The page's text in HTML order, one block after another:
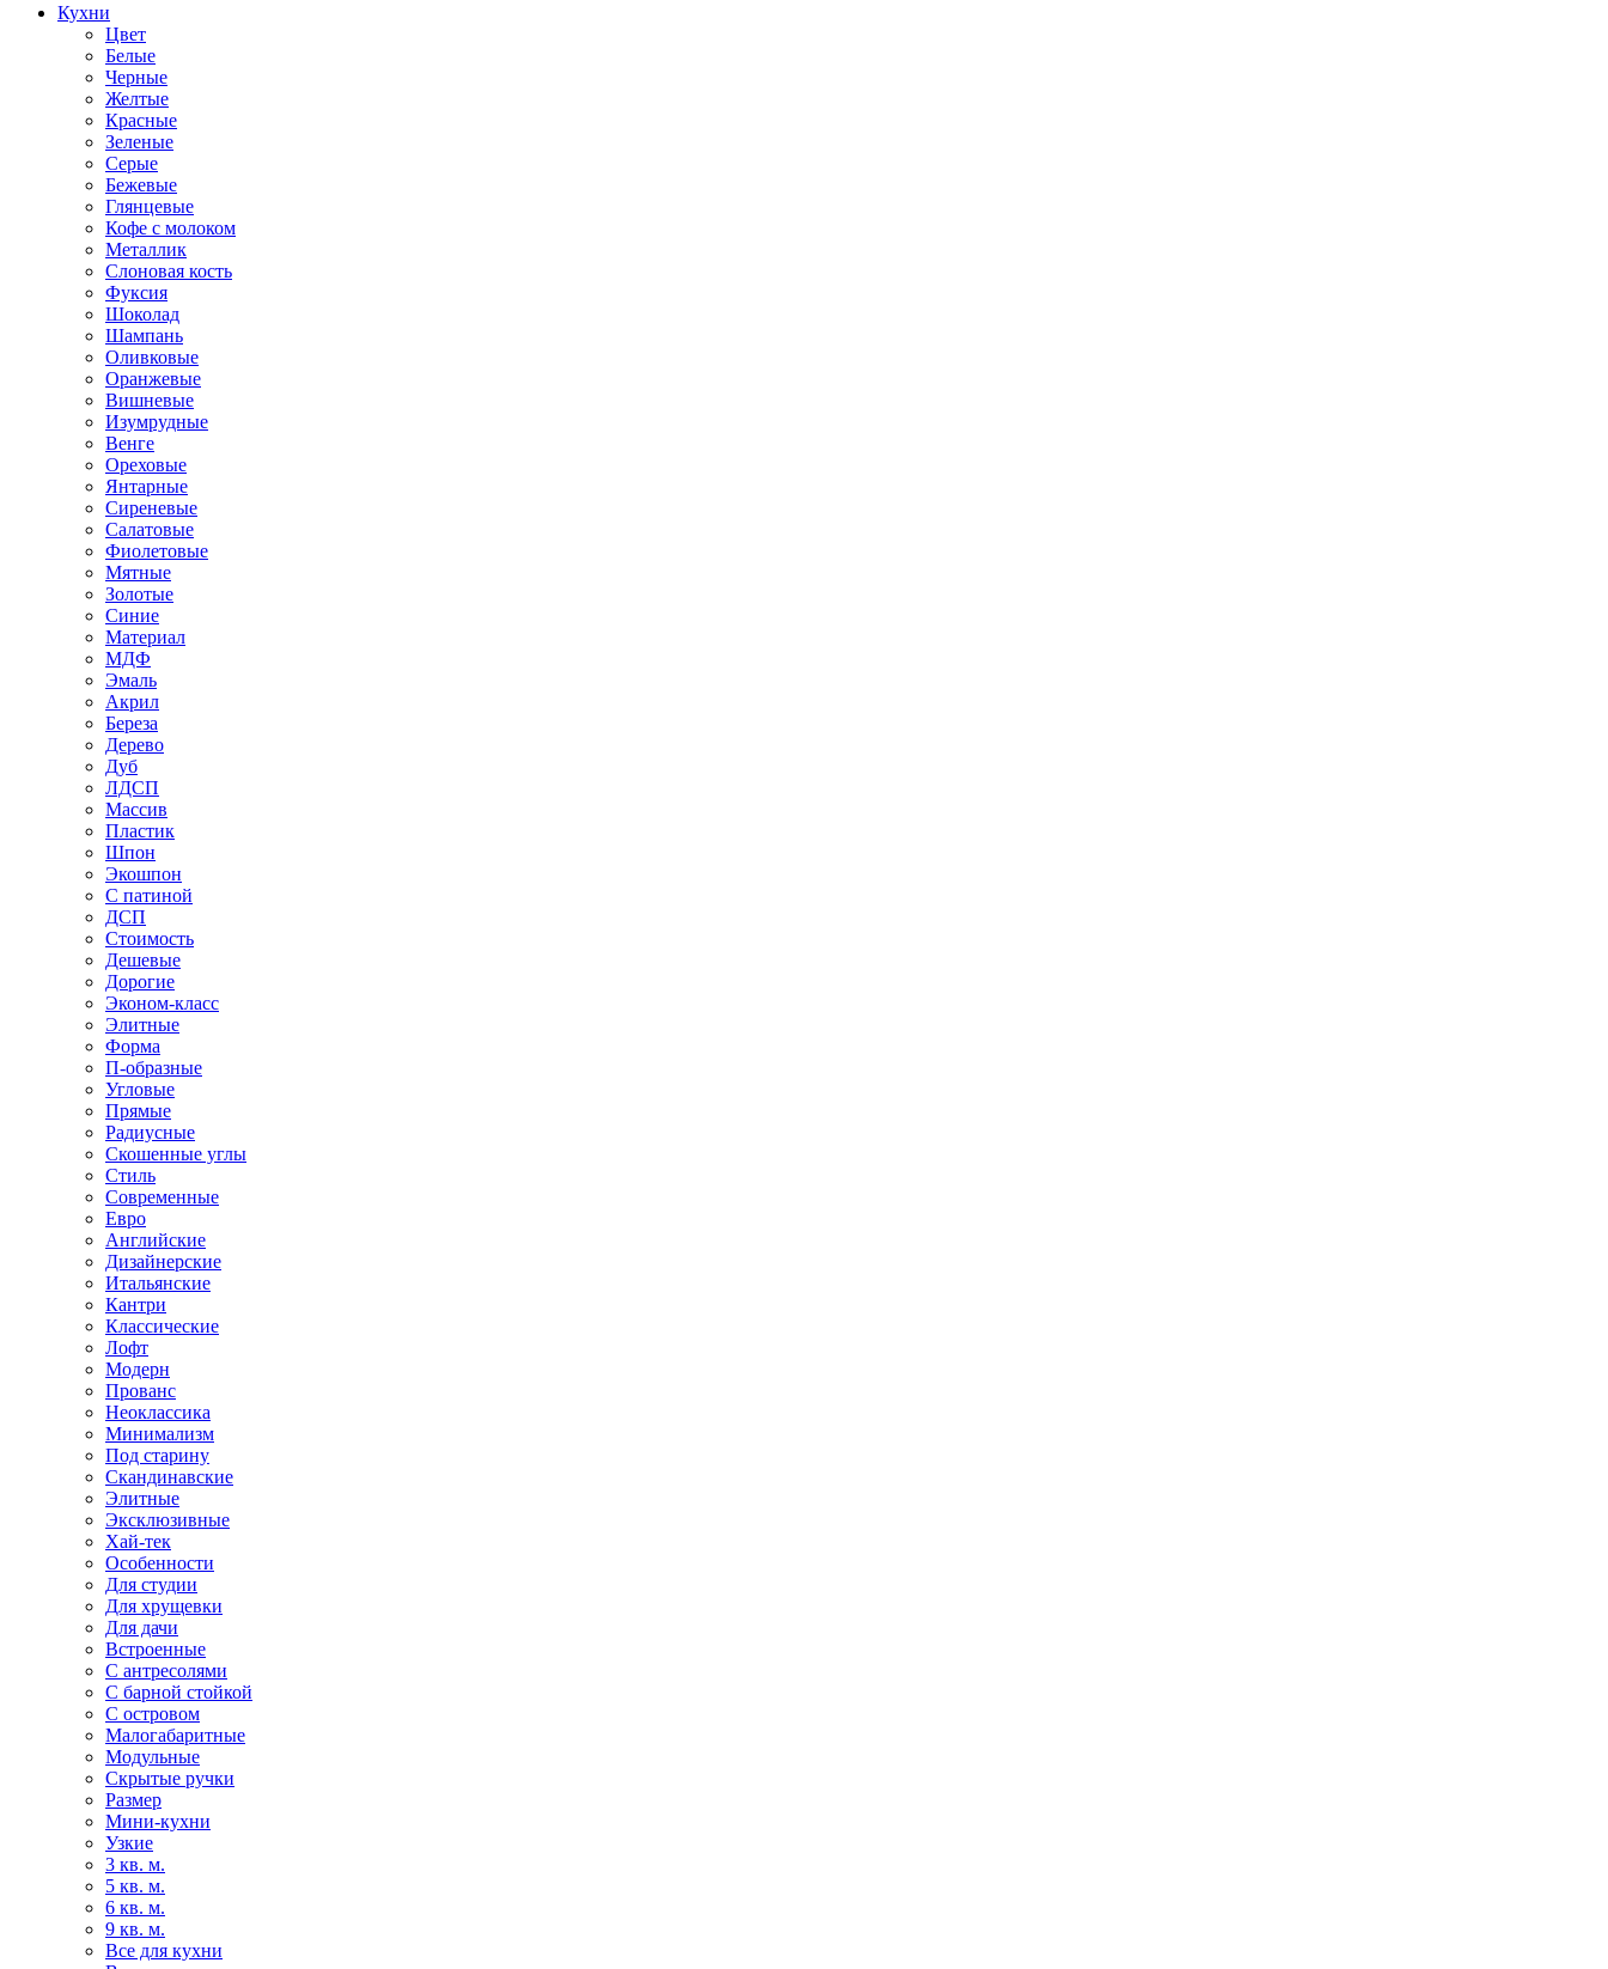
Кухни
Цвет
Белые
Черные
Желтые
Красные
Зеленые
Серые
Бежевые
Глянцевые
Кофе с молоком
Металлик
Слоновая кость
Фуксия
Шоколад
Шампань
Оливковые
Оранжевые
Вишневые
Изумрудные
Венге
Ореховые
Янтарные
Сиреневые
Салатовые
Фиолетовые
Мятные
Золотые
Синие
Материал
МДФ
Эмаль
Акрил
Береза
Дерево
Дуб
ЛДСП
Массив
Пластик
Шпон
Экошпон
С патиной
ДСП
Стоимость
Дешевые
Дорогие
Эконом-класс
Элитные
Форма
П-образные
Угловые
Прямые
Радиусные
Скошенные углы
Стиль
Современные
Евро
Английские
Дизайнерские
Итальянские
Кантри
Классические
Лофт
Модерн
Прованс
Неоклассика
Минимализм
Под старину
Скандинавские
Элитные
Эксклюзивные
Хай-тек
Особенности
Для студии
Для хрущевки
Для дачи
Встроенные
С антресолями
С барной стойкой
С островом
Малогабаритные
Модульные
Скрытые ручки
Размер
Мини-кухни
Узкие
3 кв. м.
5 кв. м.
6 кв. м.
9 кв. м.
Все для кухни